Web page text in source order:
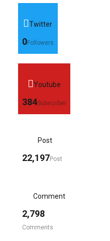
Twitter
0Followers
Youtube
384Subscriber
Post
22,197Post
Comment
2,798
Comments